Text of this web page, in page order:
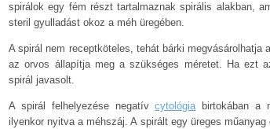
spirálok egy fém részt tartalmaznak spirális alakban,
steril gyulladást okoz a méh üregében.
A spirál nem receptköteles, tehát bárki megvásárolhatja
az orvos állapítja meg a szükséges méretet. Ha ezt
spirál javasolt.
A spirál felhelyezése negatívcytológiabirtokában a
ilyenkor nyitva a méhszáj. A spirált egy üreges